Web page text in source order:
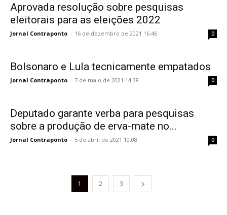
Aprovada resolução sobre pesquisas
eleitorais para as eleições 2022
Jornal Contraponto - 16 de dezembro de 2021 16:46 0
Bolsonaro e Lula tecnicamente empatados
Jornal Contraponto - 7 de maio de 2021 14:38 0
Deputado garante verba para pesquisas
sobre a produção de erva-mate no...
Jornal Contraponto - 5 de abril de 2021 10:08 0
1 2 3